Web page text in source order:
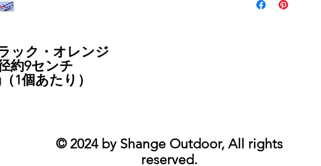
ック・オレンジ
約9センチ
1個あたり）
© 2024by Shange Outdoor, All rights
reserved.